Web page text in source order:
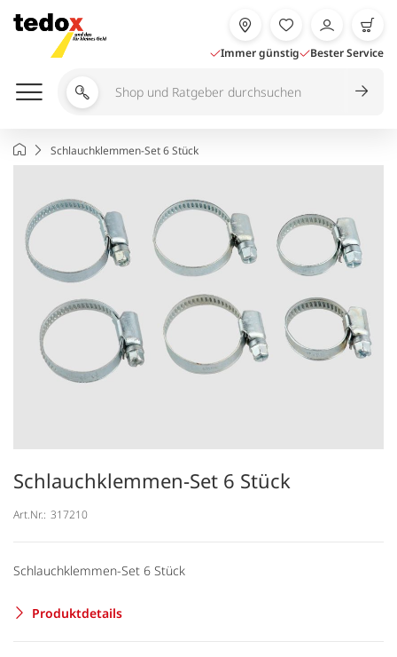
Inhalt
springen
Immer günstig Bester Service
Shop
durchsuchen
StartseiteSchlauchklemmen-Set 6 Stück
Schlauchklemmen-Set 6 Stück
Art.Nr.: 317210
Schlauchklemmen-Set 6 Stück
Produktdetails